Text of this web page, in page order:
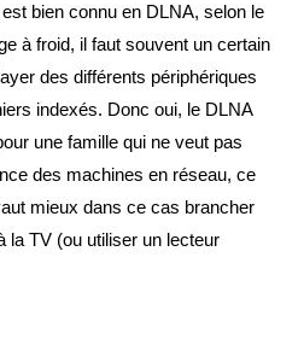
bien connu en DLNA, selon le
à froid, il faut souvent un certain
des différents périphériques
indexés. Donc oui, le DLNA
une famille qui ne veut pas
des machines en réseau, ce
mieux dans ce cas brancher
la TV (ou utiliser un lecteur